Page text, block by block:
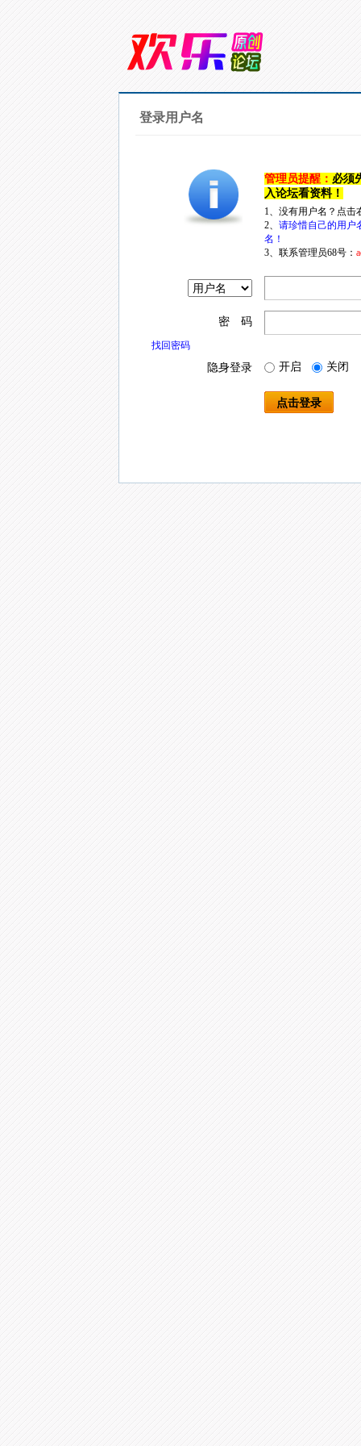
登录用户名
管理员提醒： 必须
入论坛看资料！
1、没有用户名？点
2、 请珍惜自己的用户
名！
3、联系管理员68号：
密 码
找回密码
隐身登录 开启 关闭
点击登录